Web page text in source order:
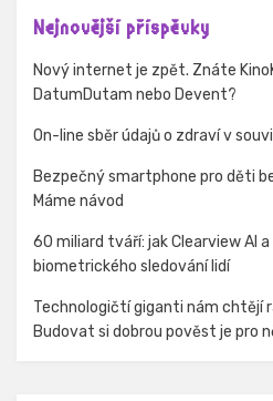
Nejnovější příspěvky
Nový internet je zpět. Znáte
DatumDutam nebo Devent?
On-line sběr údajů o zdraví v
Bezpečný smartphone pro děti
Máme návod
60 miliard tváří: jak Clearview AI
biometrického sledování lidí
Technologičtí giganti nám chtějí
Budovat si dobrou pověst je pro